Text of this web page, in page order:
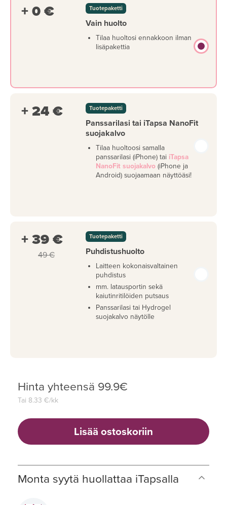
+ 0 € Tuotepaketti
Vain huolto
Tilaa huoltosi ennakkoon ilman
lisäpakettia
+ 24 € Tuotepaketti
Panssarilasi tai iTapsa NanoFit
suojakalvo
Tilaa huoltoosi samalla
panssarilasi (iPhone) tai iTapsa
NanoFit suojakalvo (iPhone ja
Android) suojaamaan näyttöäsi!
+ 39 €
49 €
Tuotepaketti
Puhdistushuolto
Laitteen kokonaisvaltainen
puhdistus
mm. latausportin sekä
kaiutinritilöiden putsaus
Panssarilasi tai Hydrogel
suojakalvo näytölle
Hinta yhteensä 99.9€
Tai 8.33 €/kk
Lisää ostoskoriin
Monta syytä huollattaa iTapsalla